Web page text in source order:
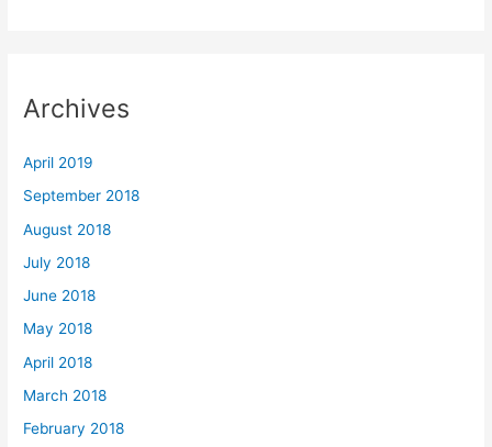
Archives
April 2019
September 2018
August 2018
July 2018
June 2018
May 2018
April 2018
March 2018
February 2018